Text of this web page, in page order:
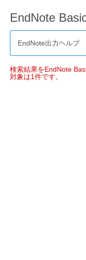
EndNote
EndNote出力ヘルプ
検索結果をEndNote
対象は1件です。